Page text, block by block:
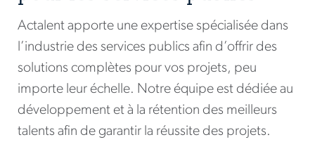
Actalent apporte une expertise spécialisée dans
l’industrie des services publics afin d’offrir des
solutions complètes pour vos projets, peu
importe leur échelle. Notre équipe est dédiée au
développement et à la rétention des meilleurs
talents afin de garantir la réussite des projets.